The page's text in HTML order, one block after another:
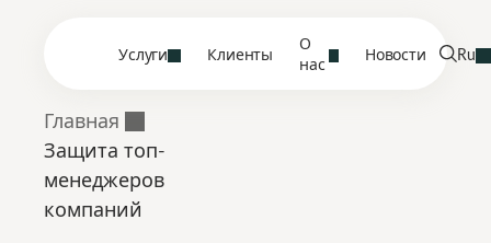
Услуги Клиенты
О
нас
Новости Ru
Главная
Защита топ-
менеджеров
компаний